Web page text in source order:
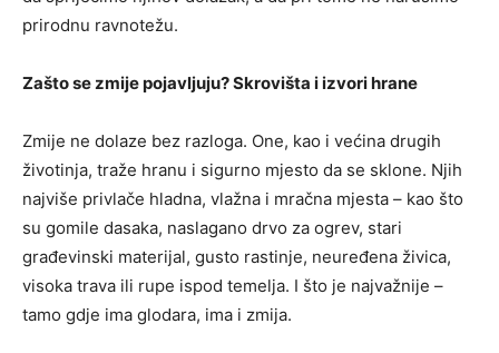
prirodnu ravnotežu.
Zašto se zmije pojavljuju? Skrovišta i izvori hrane
Zmije ne dolaze bez razloga. One, kao i većina drugih
životinja, traže hranu i sigurno mjesto da se sklone. Njih
najviše privlače hladna, vlažna i mračna mjesta – kao što
su gomile dasaka, naslagano drvo za ogrev, stari
građevinski materijal, gusto rastinje, neuređena živica,
visoka trava ili rupe ispod temelja. I što je najvažnije –
tamo gdje ima glodara, ima i zmija.